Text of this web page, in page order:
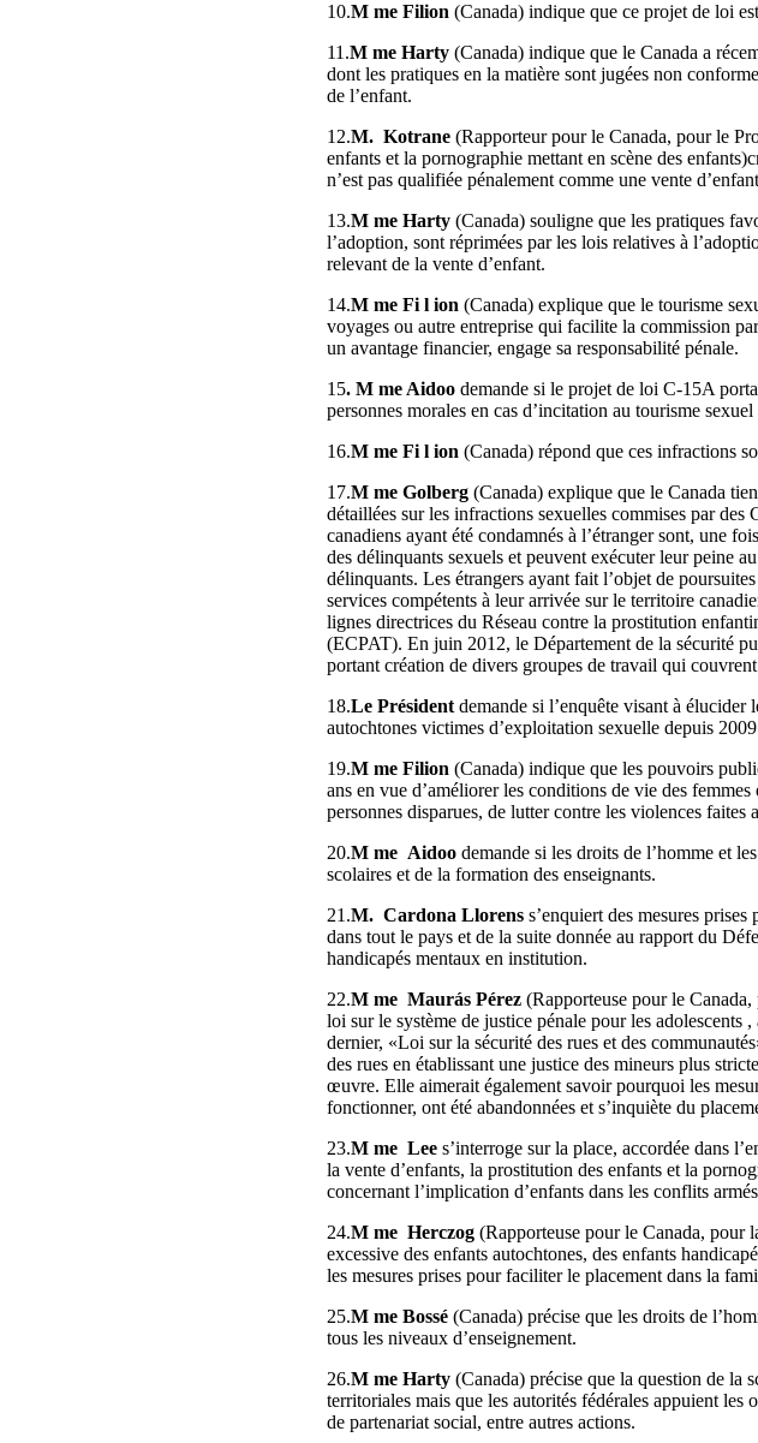
10.M me Filion (Canada) indique que ce projet de loi
11.M me Harty (Canada) indique que le Canada a
dont les pratiques en la matière sont jugées non
de l’enfant.
12.M. Kotrane (Rapporteur pour le Canada, pour le
enfants et la pornographie mettant en scène des
n’est pas qualifiée pénalement comme une vente
13.M me Harty (Canada) souligne que les pratiques
l’adoption, sont réprimées par les lois relatives à
relevant de la vente d’enfant.
14.M me Fi l ion (Canada) explique que le tourisme
voyages ou autre entreprise qui facilite la commission
un avantage financier, engage sa responsabilité pénale.
15. M me Aidoo demande si le projet de loi C-15A
personnes morales en cas d’incitation au tourisme sexuel
16.M me Fi l ion (Canada) répond que ces infractions
17.M me Golberg (Canada) explique que le Canada
détaillées sur les infractions sexuelles commises par des
canadiens ayant été condamnés à l’étranger sont, une
des délinquants sexuels et peuvent exécuter leur peine
délinquants. Les étrangers ayant fait l’objet de
services compétents à leur arrivée sur le territoire
lignes directrices du Réseau contre la prostitution
(ECPAT). En juin 2012, le Département de la sécurité
portant création de divers groupes de travail qui
18.Le Présidentdemande si l’enquête visant à élucider
autochtones victimes d’exploitation sexuelle depuis
19.M me Filion (Canada) indique que les pouvoirs
ans en vue d’améliorer les conditions de vie des
personnes disparues, de lutter contre les violences
20.M me Aidoo demande si les droits de l’homme et
scolaires et de la formation des enseignants.
21.M. Cardona Llorens s’enquiert des mesures
dans tout le pays et de la suite donnée au rapport du
handicapés mentaux en institution.
22.M me Maurás Pérez (Rapporteuse pour le
loi sur le système de justice pénale pour les
dernier, «Loi sur la sécurité des rues et des
des rues en établissant une justice des mineurs plus
œuvre. Elle aimerait également savoir pourquoi les
fonctionner, ont été abandonnées et s’inquiète du
23.M me Lee s’interroge sur la place, accordée dans
la vente d’enfants, la prostitution des enfants et la
concernant l’implication d’enfants dans les conflits
24.M me Herczog (Rapporteuse pour le Canada, pour
excessive des enfants autochtones, des enfants
les mesures prises pour faciliter le placement dans la
25.M me Bossé (Canada) précise que les droits de
tous les niveaux d’enseignement.
26.M me Harty (Canada) précise que la question de la
territoriales mais que les autorités fédérales appuient
de partenariat social, entre autres actions.